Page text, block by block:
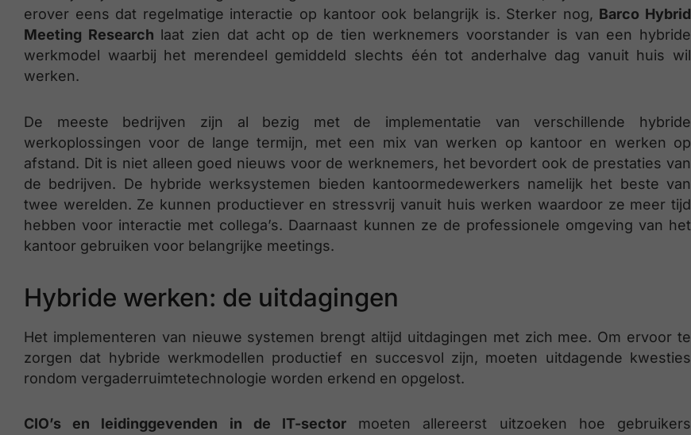
erover eens dat regelmatige interactie op kantoor ook belangrijk is. Sterker nog, Barco Hybrid
Meeting Research laat zien dat acht op de tien werknemers voorstander is van een hybride
werkmodel waarbij het merendeel gemiddeld slechts één tot anderhalve dag vanuit huis wil
werken.
De meeste bedrijven zijn al bezig met de implementatie van verschillende hybride
werkoplossingen voor de lange termijn, met een mix van werken op kantoor en werken op
afstand. Dit is niet alleen goed nieuws voor de werknemers, het bevordert ook de prestaties van
de bedrijven. De hybride werksystemen bieden kantoormedewerkers namelijk het beste van
twee werelden. Ze kunnen productiever en stressvrij vanuit huis werken waardoor ze meer tijd
hebben voor interactie met collega’s. Daarnaast kunnen ze de professionele omgeving van het
kantoor gebruiken voor belangrijke meetings.
Hybride werken: de uitdagingen
Het implementeren van nieuwe systemen brengt altijd uitdagingen met zich mee. Om ervoor te
zorgen dat hybride werkmodellen productief en succesvol zijn, moeten uitdagende kwesties
rondom vergaderruimtetechnologie worden erkend en opgelost.
CIO’s en leidinggevenden in de IT-sector moeten allereerst uitzoeken hoe gebruikers